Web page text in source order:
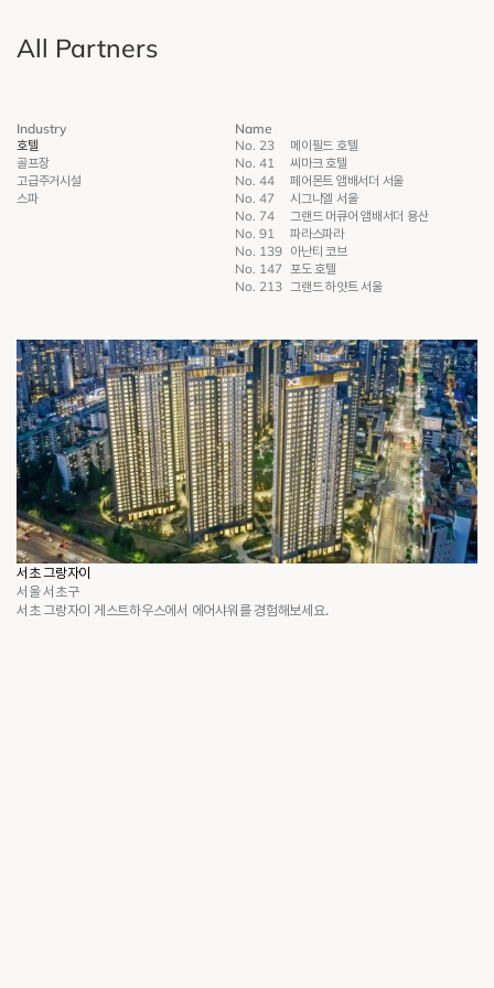
Industry
호텔
골프장
고급주거시설
스파
Name
No. 23
메이필드 호텔
No. 41 씨마크 호텔
No. 44 페어몬트 앰배서더 서울
No. 47 시그니엘 서울
No. 74 그랜드 머큐어 앰배서더 용산
No. 91 파라스파라
No. 139 아난티 코브
No. 147 포도 호텔
No. 213 그랜드 하얏트 서울
All Partners
서초 그랑자이
서울 서초구
서초 그랑자이 게스트하우스에서 에어샤워를 경험해보세요.